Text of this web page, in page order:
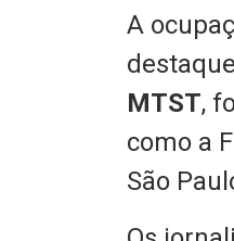
A
MTST,
como a
São